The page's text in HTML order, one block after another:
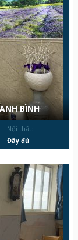
BÌNH
Nội thất:
Đầy đủ